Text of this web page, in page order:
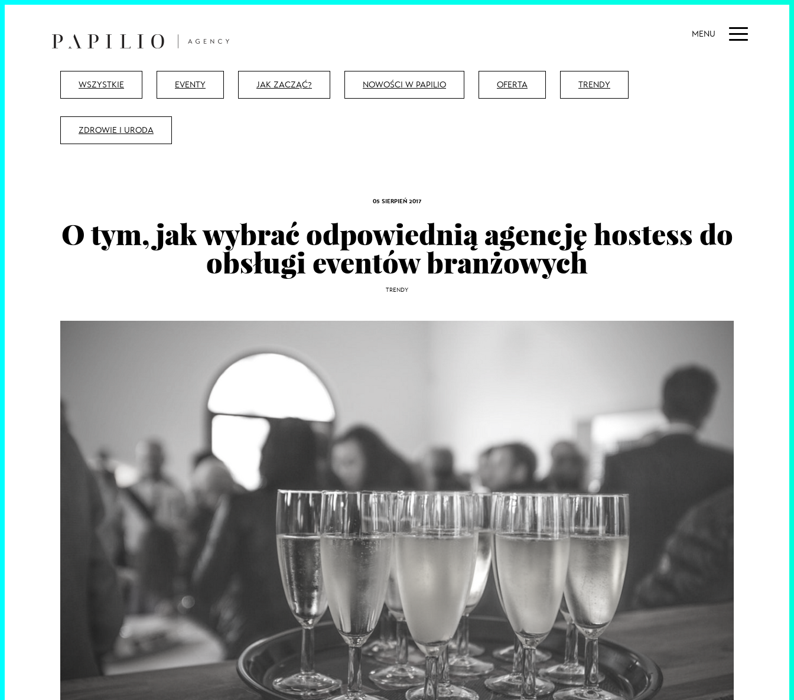
MENU
WSZYSTKIE EVENTY JAK ZACZĄĆ? NOWOŚCI W PAPILIO OFERTA TRENDY
ZDROWIE I URODA
05 SIERPIEŃ 2017
O tym, jak wybrać odpowiednią agencję hostess do
obsługi eventów branżowych
TRENDY